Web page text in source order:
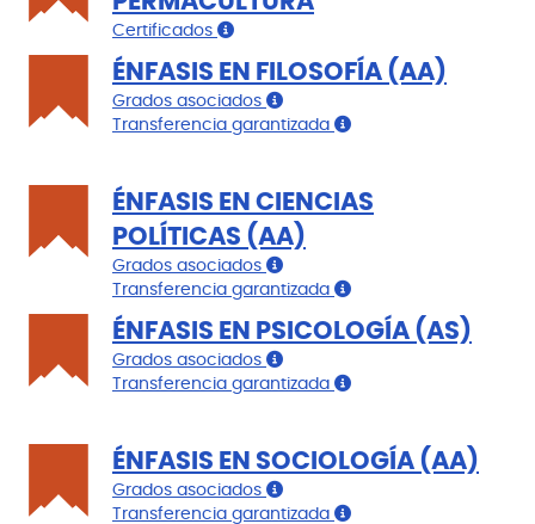
Certificados
ÉNFASIS EN FILOSOFÍA (AA)
Grados asociados
Transferencia garantizada
ÉNFASIS EN CIENCIAS
POLÍTICAS (AA)
Grados asociados
Transferencia garantizada
ÉNFASIS EN PSICOLOGÍA (AS)
Grados asociados
Transferencia garantizada
ÉNFASIS EN SOCIOLOGÍA (AA)
Grados asociados
Transferencia garantizada